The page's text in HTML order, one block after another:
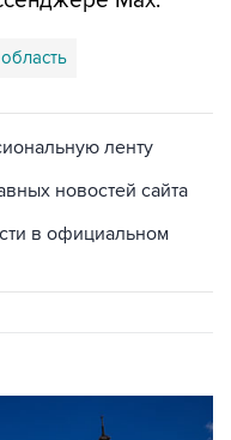
ленту
новостей сайта
в официальном